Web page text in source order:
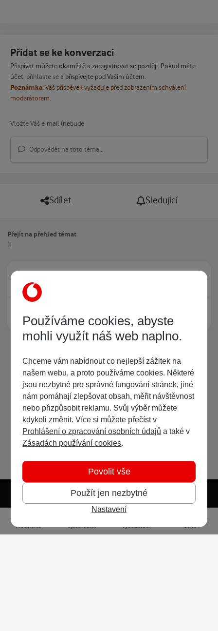
Přidat se ke konverzaci
Přispívat můžete okamžitě a zaregistrovat se později. Pokud máte
účet, přihlaste sea přispívejte pod Vaším účtem.
Poznámka:Váš příspěvek vyžaduje před zobrazením schválení
moderátorem.
Odpovědět na toto téma...
Sdílet Sledující
Přejít na přehled témat
Žádný registrovaný uživatel si neprohlíží tuto stránku
Světlý režim Předvolba systému
Přihlásit se Vytvořit účet Vyhledávání Menu
Používáme cookies, abyste
mohli využít náš web naplno.
Chceme vám nabídnout co nejlepší zážitek na
našem webu, a proto používáme cookies. Některé
jsou nezbytné pro správné fungování stránek, jiné
nám pomáhají zlepšovat obsah, měřit návštěvnost
nebo přizpůsobit reklamu. Svůj výběr můžete
kdykoli změnit. Více si můžete přečíst v
Prohlášení o zpracování osobních údajů a také v
Zásadách používání cookies.
Použít jen nezbytné
Povolit vše
Nastavení